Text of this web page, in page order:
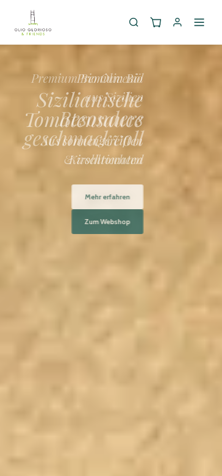
Premium Bio
Sizilianische
Tomatensauce
Aus sonnengereiften
Kirschtomaten
Mehr erfahren
Zum Webshop